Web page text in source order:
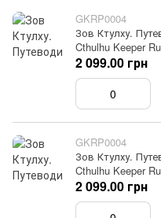
GKRP0004
Зов Ктулху.
Cthulhu Keeper
2 099.00 грн
GKRP0004
Зов Ктулху.
Cthulhu Keeper
2 099.00 грн